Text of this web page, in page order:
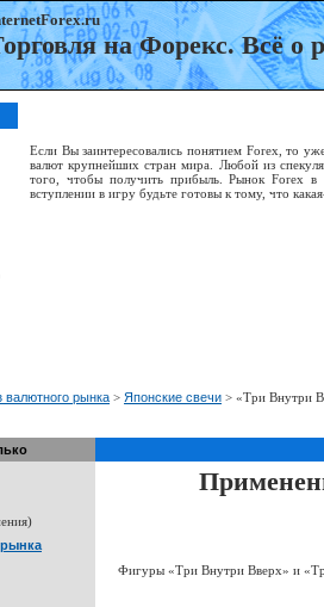
на Форекс. Всё о
Если Вы заинтересовались понятием Forex, то
валют крупнейших стран мира. Любой из
того, чтобы получить прибыль. Рынок Forex в
вступлении в игру будьте готовы к тому, что
валютного рынка > Японские свечи > «Три Внутри
Фигуры «Три Внутри Вверх» и